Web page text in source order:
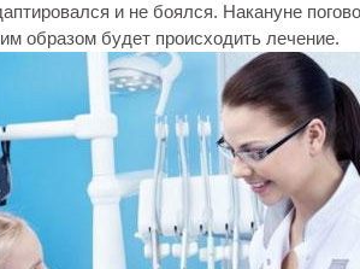
и не боялся. Накануне
образом будет происходить лечение.